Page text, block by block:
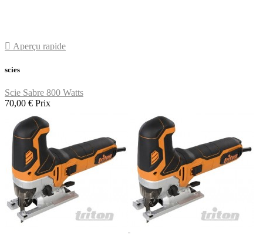
 Aperçu rapide
scies
Scie Sabre 800 Watts
70,00 € Prix